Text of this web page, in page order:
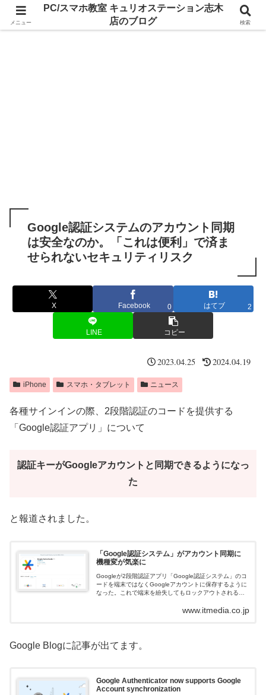
Google認証システムのアカウント同期
は安全なのか。「これは便利」で済ま
せられないセキュリティリスク
X Facebook 0 はてブ 2
LINE コピー
2023.04.25 2024.04.19
iPhone スマホ・タブレット ニュース
各種サインインの際、2段階認証のコードを提供する
「Google認証アプリ」について
認証キーがGoogleアカウントと同期できるようになっ
た
と報道されました。
「Google認証システム」がアカウント同期に
機種変が気楽に
Googleが2段階認証アプリ「Google認証システム」のコ
ードを端末ではなくGoogleアカウントに保存するように
なった。これで端末を紛失してもロックアウトされる心
www.itmedia.co.jp
Google Blogに記事が出てます。
Google Authenticator now supports Google
Account synchronization
メニュー
PC/スマホ教室 キュリオステーション志木
店のブログ
検索